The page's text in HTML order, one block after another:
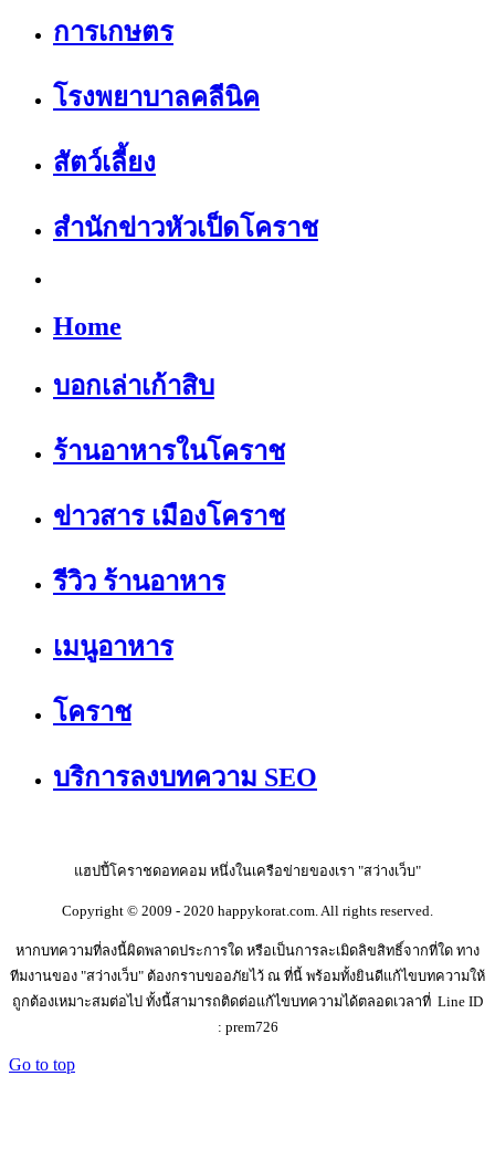
การเกษตร
โรงพยาบาลคลีนิค
สัตว์เลี้ยง
สำนักข่าวหัวเป็ดโคราช
Home
บอกเล่าเก้าสิบ
ร้านอาหารในโคราช
ข่าวสาร เมืองโคราช
รีวิว ร้านอาหาร
เมนูอาหาร
โคราช
บริการลงบทความ SEO
แฮปปี้โคราชดอทคอม หนึ่งในเครือข่ายของเรา "สว่างเว็บ"
Copyright © 2009 - 2020 happykorat.com. All rights reserved.
หากบทความที่ลงนี้ผิดพลาดประการใด หรือเป็นการละเมิดลิขสิทธิ์จากที่ใด ทาง
ทีมงานของ "สว่างเว็บ" ต้องกราบขออภัยไว้ ณ ที่นี้ พร้อมทั้งยินดีแก้ไขบทความให้
ถูกต้องเหมาะสมต่อไป ทั้งนี้สามารถติดต่อแก้ไขบทความได้ตลอดเวลาที่ Line ID
: prem726
Go to top